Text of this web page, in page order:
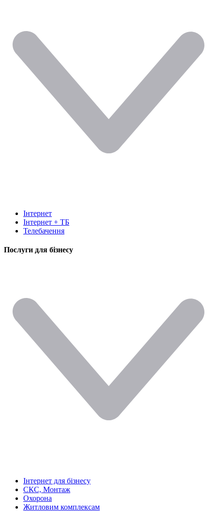
Інтернет
Інтернет + ТБ
Телебачення
Послуги для бізнесу
Інтернет для бізнесу
СКС, Монтаж
Охорона
Житловим комплексам